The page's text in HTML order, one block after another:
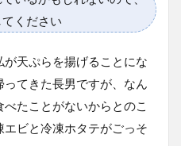
ください
天ぷらを揚げることにな
てきた長男ですが、なん
たことがないからとのこ
ビと冷凍ホタテがごっそ